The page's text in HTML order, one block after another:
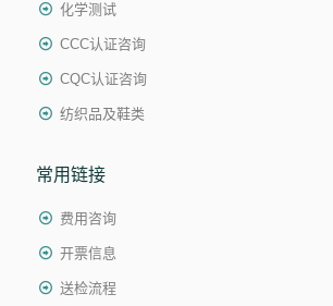
化学测试
CCC认证咨询
CQC认证咨询
纺织品及鞋类
常用链接
费用咨询
开票信息
送检流程